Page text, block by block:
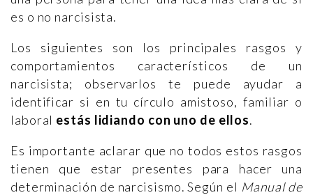
es o no narcisista.
Los siguientes son los principales rasgos y
comportamientos característicos de un
narcisista; observarlos te puede ayudar a
identificar si en tu círculo amistoso, familiar o
laboral estás lidiando con uno de ellos.
Es importante aclarar que no todos estos rasgos
tienen que estar presentes para hacer una
determinación de narcisismo. Según el Manual de